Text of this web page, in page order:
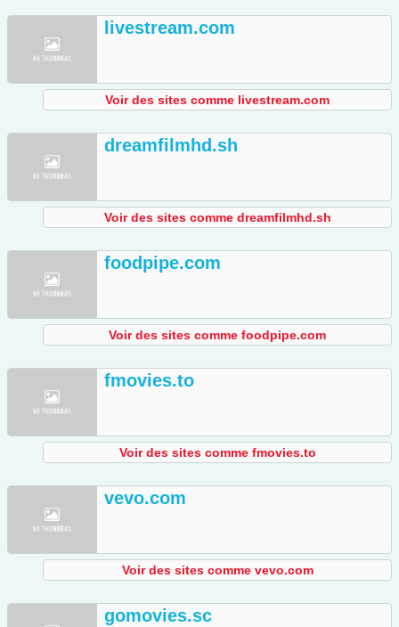
livestream.com
Voir des sites comme livestream.com
dreamfilmhd.sh
Voir des sites comme dreamfilmhd.sh
foodpipe.com
Voir des sites comme foodpipe.com
fmovies.to
Voir des sites comme fmovies.to
vevo.com
Voir des sites comme vevo.com
gomovies.sc